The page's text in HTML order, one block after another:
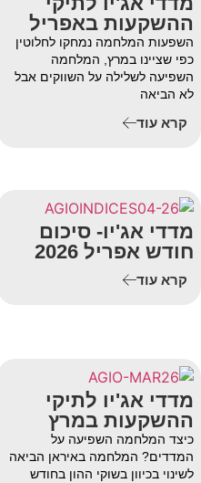
ההשקעות באפריל
השפעות המלחמה נמחקו לחלוטין
כפי שציינו במרץ, המלחמה
השפיעה לשלילה על השווקים אבל
לא הביאה
קרא עוד
מדדי אג'יו- סיכום
חודש אפריל 2026
קרא עוד
מדדי אג'יו לתיקי
ההשקעות במרץ
כיצד המלחמה השפיעה על
המדדים? המלחמה באיראן הביאה
לשינוי בכיוון בשוקי ההון בחודש